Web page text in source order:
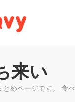
来い
とめページです。